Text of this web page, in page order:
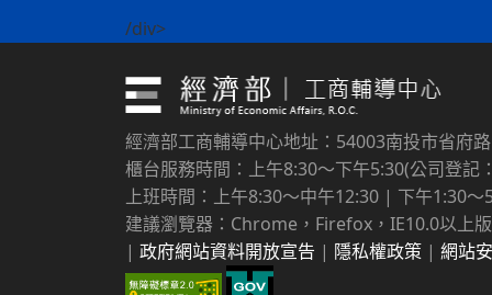
/div>
經濟部工商輔導中心地址：54003南投市省府
櫃台服務時間：上午8:30～下午5:30(公司登記
上班時間：上午8:30～中午12:30 | 下午1:30～
建議瀏覽器：Chrome，Firefox，IE10.0以上
| 政府網站資料開放宣告 | 隱私權政策 | 網站